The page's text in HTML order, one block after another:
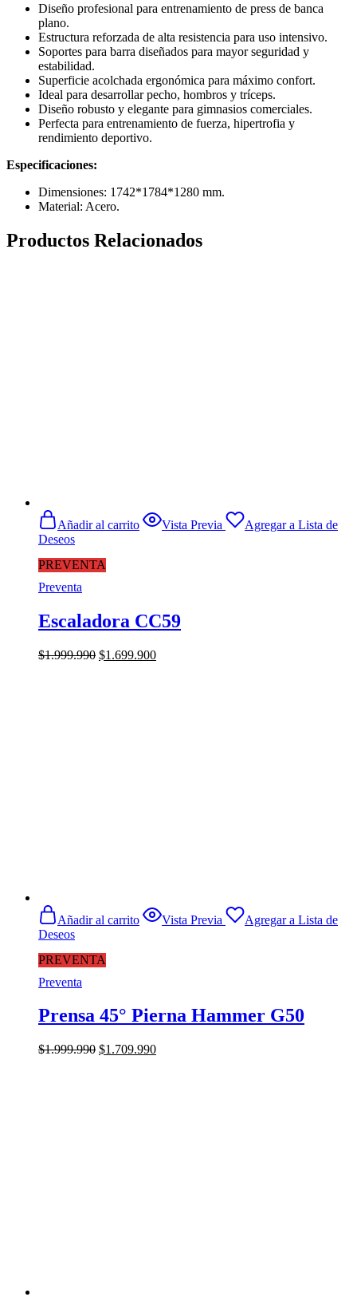
Diseño profesional para entrenamiento de press de banca
plano.
Estructura reforzada de alta resistencia para uso intensivo.
Soportes para barra diseñados para mayor seguridad y
estabilidad.
Superficie acolchada ergonómica para máximo confort.
Ideal para desarrollar pecho, hombros y tríceps.
Diseño robusto y elegante para gimnasios comerciales.
Perfecta para entrenamiento de fuerza, hipertrofia y
rendimiento deportivo.
Especificaciones:
Dimensiones: 1742*1784*1280 mm.
Material: Acero.
Productos Relacionados
PREVENTA
Añadir al carrito Vista Previa
Agregar a Lista de
Deseos
Preventa
Escaladora CC59
$1.999.990 El
$1.699.900El
PREVENTA
Añadir al carrito Vista Previa
Agregar a Lista de
Deseos
Preventa
Prensa 45° Pierna Hammer G50
$1.999.990 El
$1.709.990El